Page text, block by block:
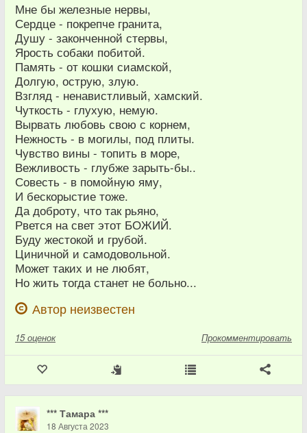
Мне бы железные нервы,
Сердце - покрепче гранита,
Душу - законченной стервы,
Ярость собаки побитой.
Память - от кошки сиамской,
Долгую, острую, злую.
Взгляд - ненавистливый, хамский.
Чуткость - глухую, немую.
Вырвать любовь свою с корнем,
Нежность - в могилы, под плиты.
Чувство вины - топить в море,
Вежливость - глубже зарыть-бы..
Совесть - в помойную яму,
И бескорыстие тоже.
Да доброту, что так рьяно,
Рвется на свет этот БОЖИЙ.
Буду жестокой и грубой.
Циничной и самодовольной.
Может таких и не любят,
Но жить тогда станет не больно...
Автор неизвестен
15 оценок Прокомментировать
*** Тамара ***
18 Августа 2023